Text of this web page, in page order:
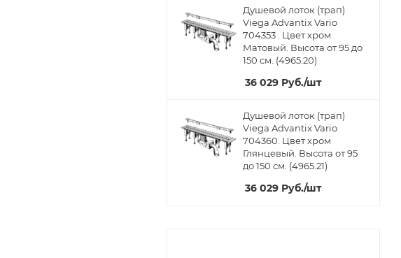
Душевой лоток (трап)
Viega Advantix Vario
704353 . Цвет хром
Матовый. Высота от 95 до
150 см. (4965.20)
36 029 Руб./шт
Душевой лоток (трап)
Viega Advantix Vario
704360. Цвет хром
Глянцевый. Высота от 95
до 150 см. (4965.21)
36 029 Руб./шт